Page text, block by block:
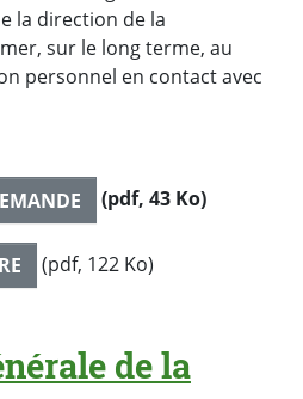
la direction de la
sur le long terme, au
personnel en contact avec
(pdf, 43 Ko)
(pdf, 122 Ko)
de la